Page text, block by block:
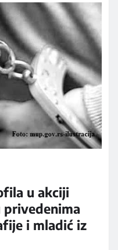
u akciji
privedenima
i mladić iz